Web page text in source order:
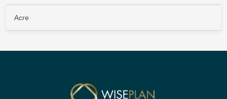
Acre